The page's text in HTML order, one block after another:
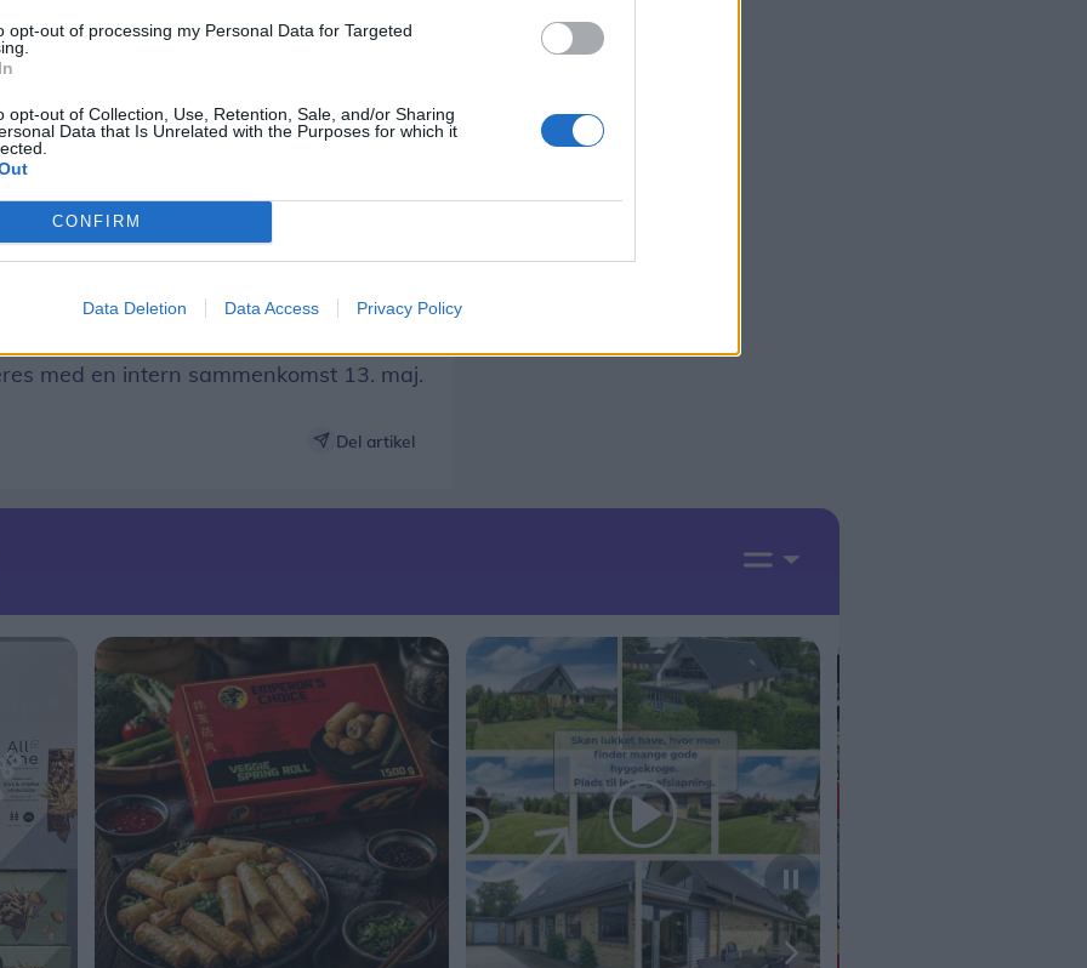
opt-out of processing my Personal Data for Targeted
opt-out of Collection, Use, Retention, Sale, and/or Sharing
Data that Is Unrelated with the Purposes for which it
CONFIRM
Data Deletion Data Access Privacy Policy
spillere, som træner hver onsdag
af socialt samvær.
under Danmarks Bowling
i 3. division og et firemandshold i en
- nu afdøde Ove Jensen
Christensen, som stadig er aktiv på 3.
med en intern sammenkomst 13. maj.
Del artikel